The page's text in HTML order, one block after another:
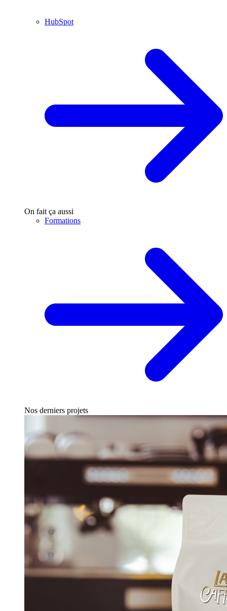
HubSpot
On fait ça aussi
Formations
Nos derniers projets